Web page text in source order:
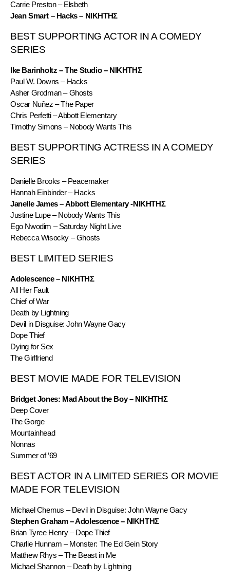
Carrie Preston – Elsbeth
Jean Smart – Hacks – ΝΙΚΗΤΗΣ
BEST SUPPORTING ACTOR IN A COMEDY
SERIES
Ike Barinholtz – The Studio – ΝΙΚΗΤΗΣ
Paul W. Downs – Hacks
Asher Grodman – Ghosts
Oscar Nuñez – The Paper
Chris Perfetti – Abbott Elementary
Timothy Simons – Nobody Wants This
BEST SUPPORTING ACTRESS IN A COMEDY
SERIES
Danielle Brooks – Peacemaker
Hannah Einbinder – Hacks
Janelle James – Abbott Elementary -ΝΙΚΗΤΗΣ
Justine Lupe – Nobody Wants This
Ego Nwodim – Saturday Night Live
Rebecca Wisocky – Ghosts
BEST LIMITED SERIES
Adolescence – ΝΙΚΗΤΗΣ
All Her Fault
Chief of War
Death by Lightning
Devil in Disguise: John Wayne Gacy
Dope Thief
Dying for Sex
The Girlfriend
BEST MOVIE MADE FOR TELEVISION
Bridget Jones: Mad About the Boy – ΝΙΚΗΤΗΣ
Deep Cover
The Gorge
Mountainhead
Nonnas
Summer of ’69
BEST ACTOR IN A LIMITED SERIES OR MOVIE
MADE FOR TELEVISION
Michael Chernus – Devil in Disguise: John Wayne Gacy
Stephen Graham – Adolescence – ΝΙΚΗΤΗΣ
Brian Tyree Henry – Dope Thief
Charlie Hunnam – Monster: The Ed Gein Story
Matthew Rhys – The Beast in Me
Michael Shannon – Death by Lightning